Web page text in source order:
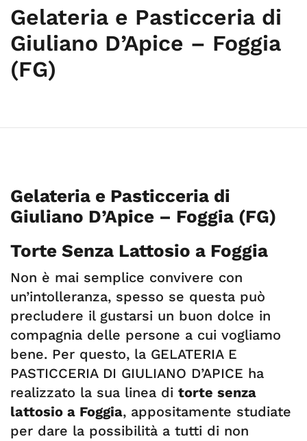
Gelateria e Pasticceria di
Giuliano D’Apice – Foggia
(FG)
Gelateria e Pasticceria di
Giuliano D’Apice – Foggia (FG)
Torte Senza Lattosio a Foggia
Non è mai semplice convivere con
un’intolleranza, spesso se questa può
precludere il gustarsi un buon dolce in
compagnia delle persone a cui vogliamo
bene. Per questo, la GELATERIA E
PASTICCERIA DI GIULIANO D’APICE ha
realizzato la sua linea di torte senza
lattosio a Foggia, appositamente studiate
per dare la possibilità a tutti di non